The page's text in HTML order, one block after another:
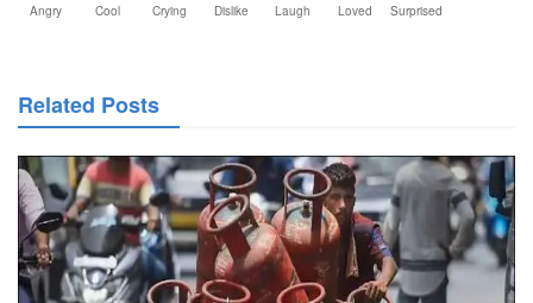
Angry Cool Crying Dislike Laugh Loved Surprised
Related Posts